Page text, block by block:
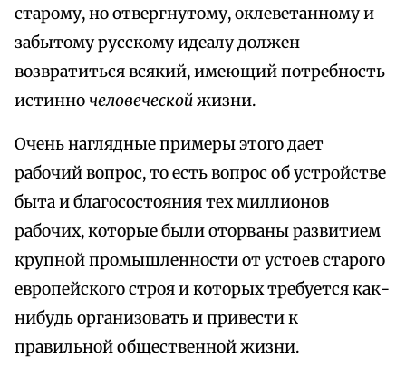
старому, но отвергнутому, оклеветанному и
забытому русскому идеалу должен
возвратиться всякий, имеющий потребность
истинночеловеческойжизни.
Очень наглядные примеры этого дает
рабочий вопрос, то есть вопрос об устройстве
быта и благосостояния тех миллионов
рабочих, которые были оторваны развитием
крупной промышленности от устоев старого
европейского строя и которых требуется как-
нибудь организовать и привести к
правильной общественной жизни.